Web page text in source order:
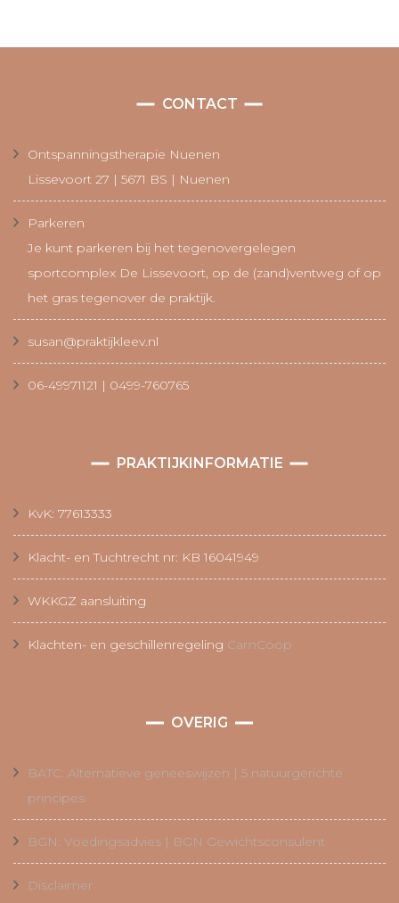
CONTACT
Ontspanningstherapie Nuenen
Lissevoort 27 | 5671 BS | Nuenen
Parkeren
Je kunt parkeren bij het tegenovergelegen
sportcomplex De Lissevoort, op de (zand)ventweg of op
het gras tegenover de praktijk.
susan@praktijkleev.nl
06-49971121 | 0499-760765
PRAKTIJKINFORMATIE
KvK: 77613333
Klacht- en Tuchtrecht nr: KB 16041949
WKKGZ aansluiting
Klachten- en geschillenregeling CamCoop
OVERIG
BATC: Alternatieve geneeswijzen | 5 natuurgerichte
principes
BGN: Voedingsadvies | BGN Gewichtsconsulent
Disclaimer